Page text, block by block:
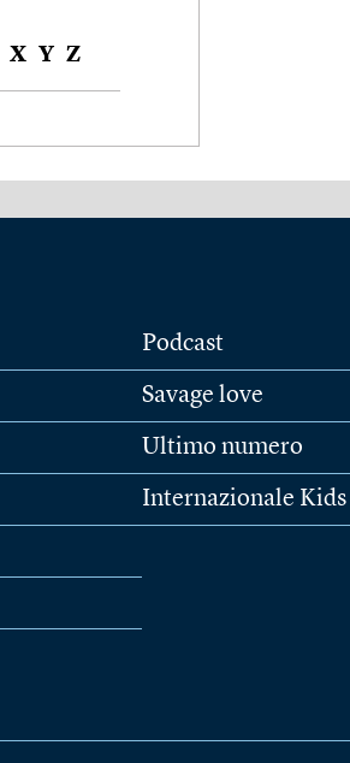
X Y Z
Podcast
Savage love
Ultimo numero
Internazionale Kids